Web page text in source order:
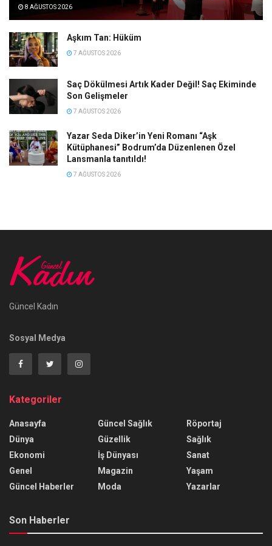
8 AĞUSTOS 2026
Aşkım Tan: Hüküm
7 AĞUSTOS 2026
Saç Dökülmesi Artık Kader Değil! Saç Ekiminde
Son Gelişmeler
7 AĞUSTOS 2026
Yazar Seda Diker’in Yeni Romanı “Aşk
Kütüphanesi” Bodrum’da Düzenlenen Özel
Lansmanla tanıtıldı!
7 AĞUSTOS 2026
Güncel Kadın
Sosyal Medya
Kategoriler
Anasayfa
Dünya
Ekonomi
Genel
Güncel Haberler
Güncel Sağlık
Güzellik
İş Dünyası
Magazin
Moda
Röportaj
Sağlık
Sanat
Yaşam
Yazarlar
Son Haberler